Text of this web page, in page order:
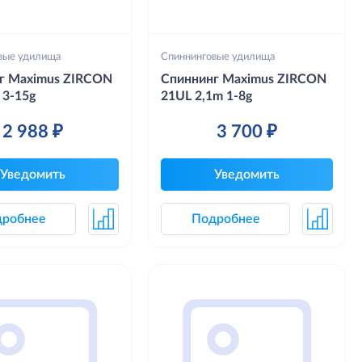
удилища
Maximus ZIRCON
3-15g
2 988 ₽
Уведомить
Спиннинговые удилища
Спиннинг Maximus ZIRCON
21UL 2,1m 1-8g
3 700 ₽
Уведомить
Подробнее